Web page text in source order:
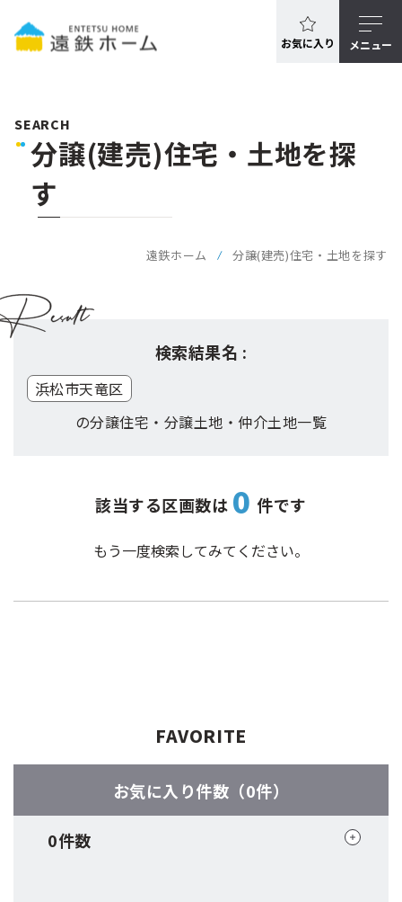
お気に入り メニュー
SEARCH
分譲(建売)住宅・土地を探
す
遠鉄ホーム 分譲(建売)住宅・土地を探す
検索結果名 :
浜松市天竜区
の分譲住宅・分譲土地・仲介土地一覧
該当する区画数は 0 件です
もう一度検索してみてください。
FAVORITE
お気に入り件数（0件）
0件数